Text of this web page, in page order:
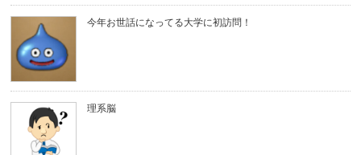
今年お世話になってる大学に初訪問！
理系脳